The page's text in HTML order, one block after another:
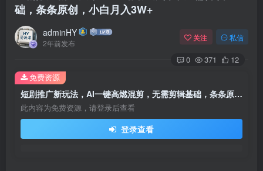
础，条条原创，小白月入3W+
adminHY
2年前发布
关注 私信
0 371 12
短剧推广新玩法，AI一键高燃混剪，无需剪辑基础，条条原创，小白月入3W+
此内容为免费资源，请登录后查看
登录查看
免费资源